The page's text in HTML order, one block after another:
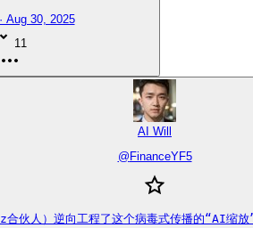
Aug 30, 2025
11
AI Will
@ FinanceYF5
人）逆向工程了这个病毒式传播的“AI缩放”